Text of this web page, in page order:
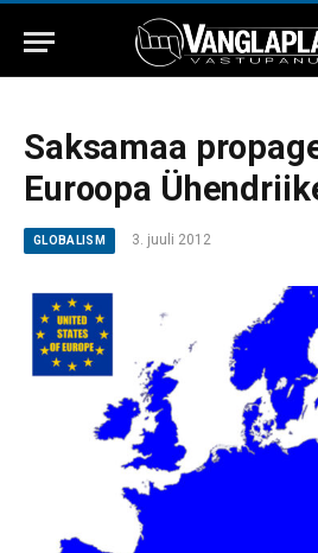
Saksamaa
Euroopa
GLOBALISM 3. juuli 2012